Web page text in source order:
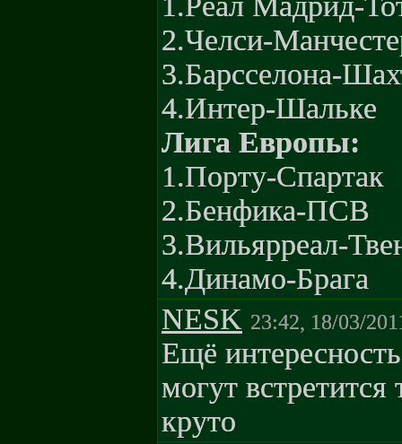
2.Челси-
3.Барсселона-
4.Интер-Шальке
Лига Европы:
1.Порту-Спартак
2.Бенфика-ПСВ
3.Вильярреал-
4.Динамо-Брага
NESK 23:42, 18/03/
Ещё
могут
круто